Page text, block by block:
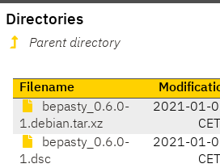
Directories
Parent directory
Filename
bepasty_0.6.0-
1.debian.tar.xz
2021-01-
CET
bepasty_0.6.0-
1.dsc
2021-01-
CET